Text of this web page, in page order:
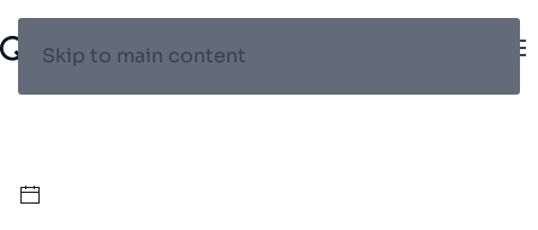
Skip to main content